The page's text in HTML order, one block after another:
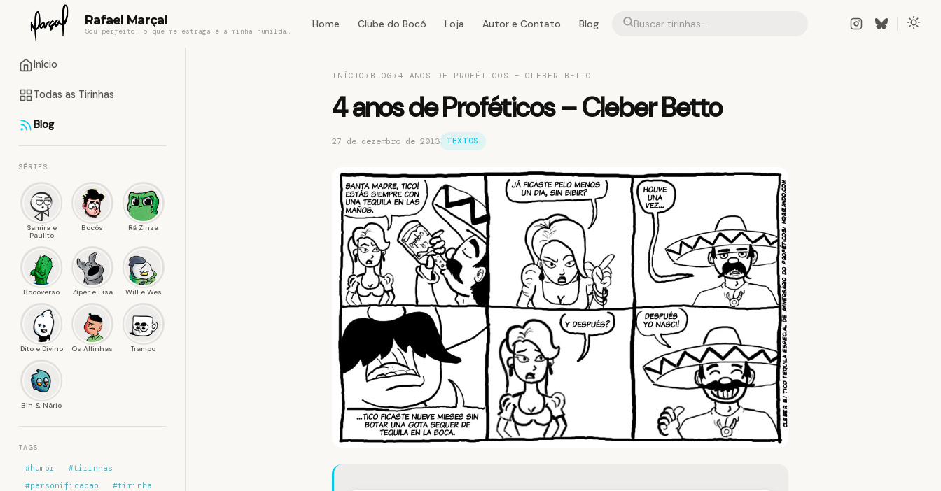
Rafael Marçal Home Clube do Bocó Loja Autor e Contato Blog
Início
Todas as Tirinhas
Blog
SÉRIES
Samira e
Paulito
Bocós Rã Zinza
Bocoverso Zíper e Lisa Will e Wes
Dito e Divino Os Alfinhas Trampo
Bin & Nário
TAGS
#humor
#tirinhas
#personificacao
#tirinha
INÍCIO › BLOG › 4 ANOS DE PROFÉTICOS – CLEBER BETTO
4 anos de Proféticos – Cleber Betto
27 de dezembro de 2013 TEXTOS